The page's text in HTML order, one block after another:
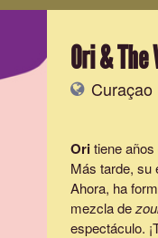
Ori & The
Curaçao
Oritiene
Más tarde, su
Ahora, ha
mezcla de
espectáculo.